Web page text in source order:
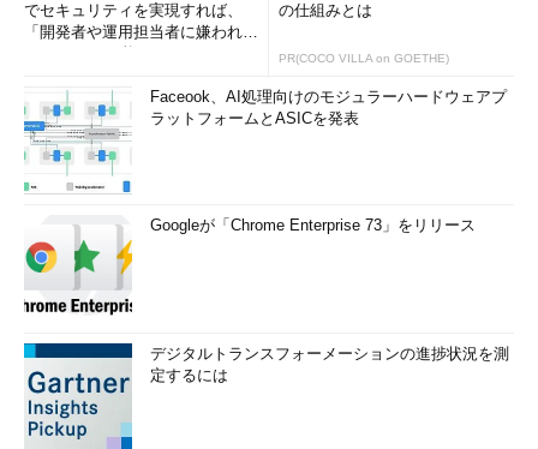
でセキュリティを実現すれば、
「開発者や運用担当者に嫌われな
の仕組みとは
PR(COCO VILLA on GOETHE)
Faceook、AI処理向けのモジュラーハードウェアプ
ラットフォームとASICを発表
Googleが「Chrome Enterprise 73」をリリース
デジタルトランスフォーメーションの進捗状況を測
定するには